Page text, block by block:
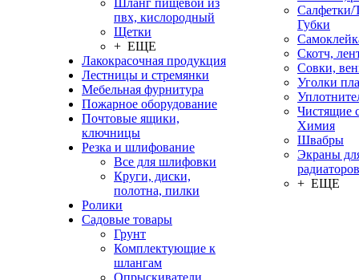
Шланг пищевой из
пвх, кислородный
Щетки
+ ЕЩЕ
Лакокрасочная продукция
Лестницы и стремянки
Мебельная фурнитура
Пожарное оборудование
Почтовые ящики,
ключницы
Резка и шлифование
Все для шлифовки
Круги, диски,
полотна, пилки
Ролики
Садовые товары
Грунт
Комплектующие к
шлангам
Опрыскиватели
Салфетки/
Губки
Скотч,
Совки,
Уголки
Чистящие
Химия
Швабры
Экраны
радиаторов
+ ЕЩЕ